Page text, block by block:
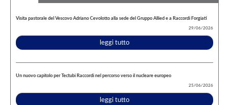
Visita pastorale del Vescovo Adriano Cevolotto alla sede del Gruppo Allied e a Raccordi Forgiati
29/06/2026
leggi tutto
Un nuovo capitolo per Tectubi Raccordi nel percorso verso il nucleare europeo
25/06/2026
leggi tutto